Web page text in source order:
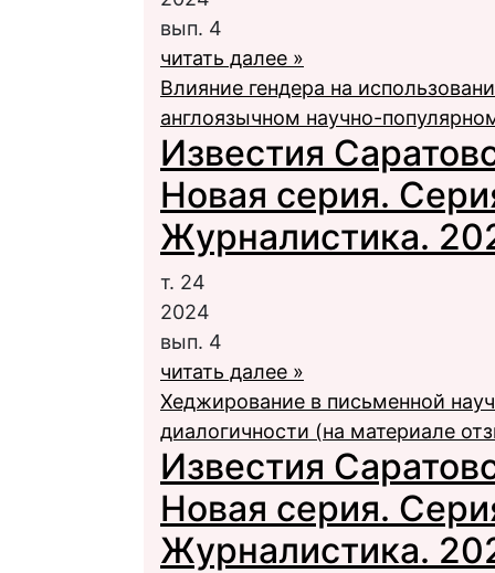
вып. 4
читать далее »
Влияние гендера на
англоязычном научно-
Известия
Новая серия.
Журналистика.
т. 24
2024
вып. 4
читать далее »
Хеджирование в письменной
диалогичности (на материале
Известия
Новая серия.
Журналистика.